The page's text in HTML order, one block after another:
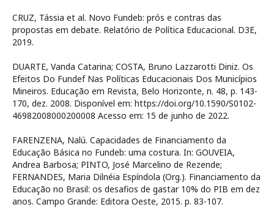
CRUZ, Tássia et al. Novo Fundeb: prós e contras das
propostas em debate. Relatório de Política Educacional. D3E,
2019.
DUARTE, Vanda Catarina; COSTA, Bruno Lazzarotti Diniz. Os
Efeitos Do Fundef Nas Políticas Educacionais Dos Municípios
Mineiros. Educação em Revista, Belo Horizonte, n. 48, p. 143-
170, dez. 2008. Disponível em: https://doi.org/10.1590/S0102-
46982008000200008 Acesso em: 15 de junho de 2022.
FARENZENA, Nalú. Capacidades de Financiamento da
Educação Básica no Fundeb: uma costura. In: GOUVEIA,
Andrea Barbosa; PINTO, José Marcelino de Rezende;
FERNANDES, Maria Dilnéia Espíndola (Org.). Financiamento da
Educação no Brasil: os desafios de gastar 10% do PIB em dez
anos. Campo Grande: Editora Oeste, 2015. p. 83-107.